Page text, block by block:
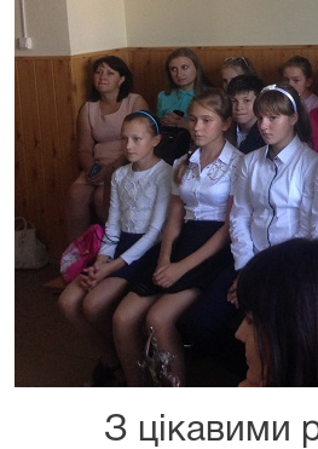
З цікавими